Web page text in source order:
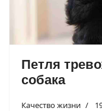
Петля
собака
Качество жизни